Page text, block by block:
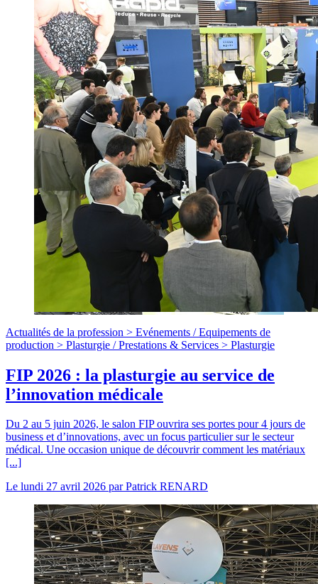
Actualités de la profession > Evénements /Equipements de
production > Plasturgie /Prestations & Services > Plasturgie
FIP 2026 : la plasturgie au service de
l’innovation médicale
Du 2 au 5 juin 2026, le salon FIP ouvrira ses portes pour 4 jours de
business et d’innovations, avec un focus particulier sur le secteur
médical. Une occasion unique de découvrir comment les matériaux
[...]
Le lundi 27 avril 2026 parPatrick RENARD